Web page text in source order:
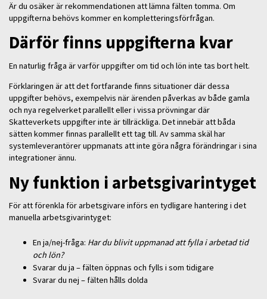
Är du osäker är rekommendationen att lämna fälten tomma. Om
uppgifterna behövs kommer en kompletteringsförfrågan.
Därför finns uppgifterna kvar
En naturlig fråga är varför uppgifter om tid och lön inte tas bort helt.
Förklaringen är att det fortfarande finns situationer där dessa
uppgifter behövs, exempelvis när ärenden påverkas av både gamla
och nya regelverket parallellt eller i vissa prövningar där
Skatteverkets uppgifter inte är tillräckliga. Det innebär att båda
sätten kommer finnas parallellt ett tag till. Av samma skäl har
systemleverantörer uppmanats att inte göra några förändringar i sina
integrationer ännu.
Ny funktion i arbetsgivarintyget
För att förenkla för arbetsgivare införs en tydligare hantering i det
manuella arbetsgivarintyget:
En ja/nej-fråga: Har du blivit uppmanad att fylla i arbetad tid
och lön?
Svarar du ja – fälten öppnas och fylls i som tidigare
Svarar du nej – fälten hålls dolda